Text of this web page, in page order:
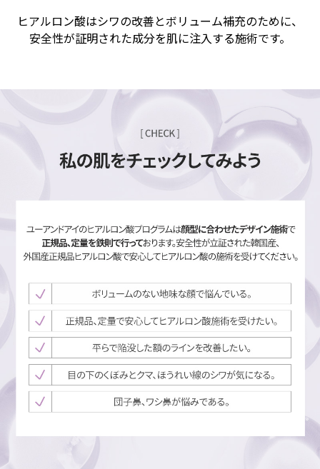
ヒアルロン酸はシワの改善とボリューム補充のために、
安全性が証明された成分を肌に注入する施術です。